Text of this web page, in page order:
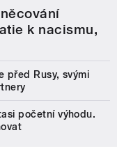
k nacismu,
před Rusy, svými
početní výhodu.